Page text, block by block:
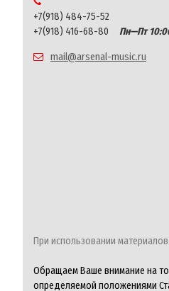
+7(918) 484-75-52
+7(918) 416-68-80
Пн—Пт
mail@arsenal-music.ru
При использовании
Обращаем Ваше внимание на
определяемой положениями